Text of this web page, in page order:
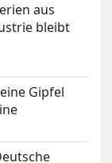
aus
bleibt
Gipfel